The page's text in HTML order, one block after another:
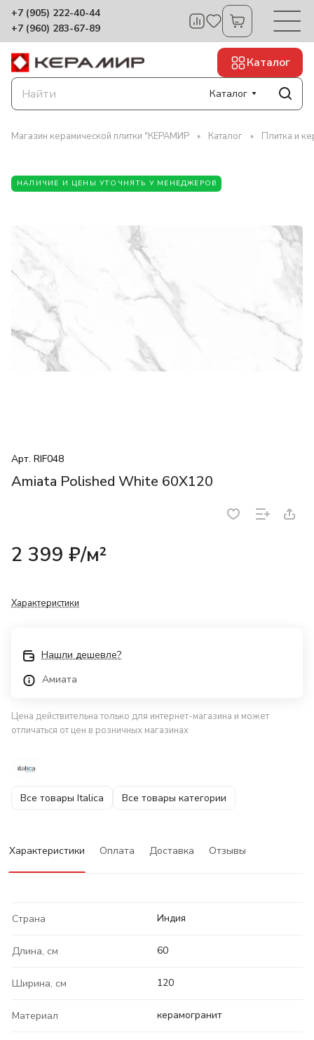
+7 (905) 222-40-44
+7 (960) 283-67-89
Каталог
Каталог
Магазин керамической плитки "КЕРАМИР Каталог Плитка и
НАЛИЧИЕ И ЦЕНЫ УТОЧНЯТЬ У МЕНЕДЖЕРОВ
Арт. RIF048
Amiata Polished White 60X120
2 399 ₽/м²
Характеристики
Нашли дешевле?
Амиата
Цена действительна только для интернет-магазина и может
отличаться от цен в розничных магазинах
Все товары Italica Все товары категории
Характеристики Оплата Доставка Отзывы
Страна Индия
Длина, см 60
Ширина, см 120
Материал керамогранит